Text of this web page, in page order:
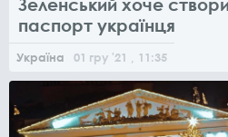
паспорт українця
Україна 01 гру '21 , 11:35